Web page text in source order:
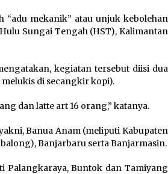
mekanik” atau unjuk kebolehan
Sungai Tengah (HST), Kalimantan
kegiatan tersebut diisi dua
di secangkir kopi).
dan latte art 16 orang,” katanya.
Banua Anam (meliputi Kabupaten
Banjarbaru serta Banjarmasin.
Palangkaraya, Buntok dan Tamiyang